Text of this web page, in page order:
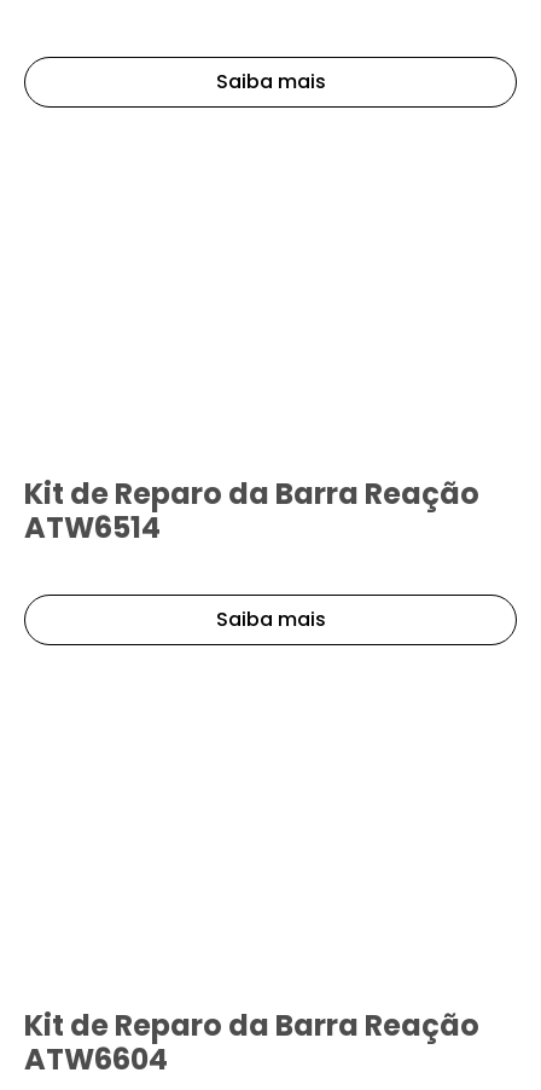
Saiba mais
Kit de Reparo da Barra Reação
ATW6514
Saiba mais
Kit de Reparo da Barra Reação
ATW6604